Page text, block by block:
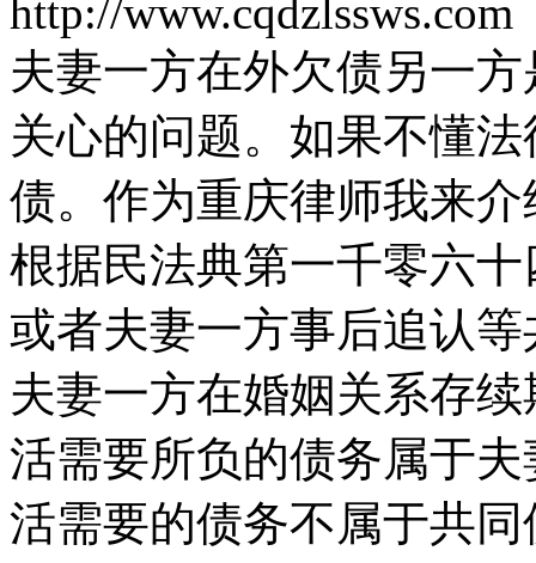
http://www.cqdzlssws.com
夫妻一方在外欠债另一
关心的问题。如果不懂
债。作为重庆律师我来
根据民法典第一千零六
或者夫妻一方事后追认
夫妻一方在婚姻关系存
活需要所负的债务属于
活需要的债务不属于共